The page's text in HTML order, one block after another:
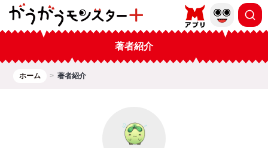
著者紹介
ホーム 著者紹介